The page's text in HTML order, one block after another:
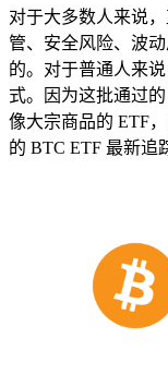
对于大多数人来说
管、安全风险、波
的。对于普通人来
式。因为这批通过
像大宗商品的 ETF
的 BTC ETF 最新追